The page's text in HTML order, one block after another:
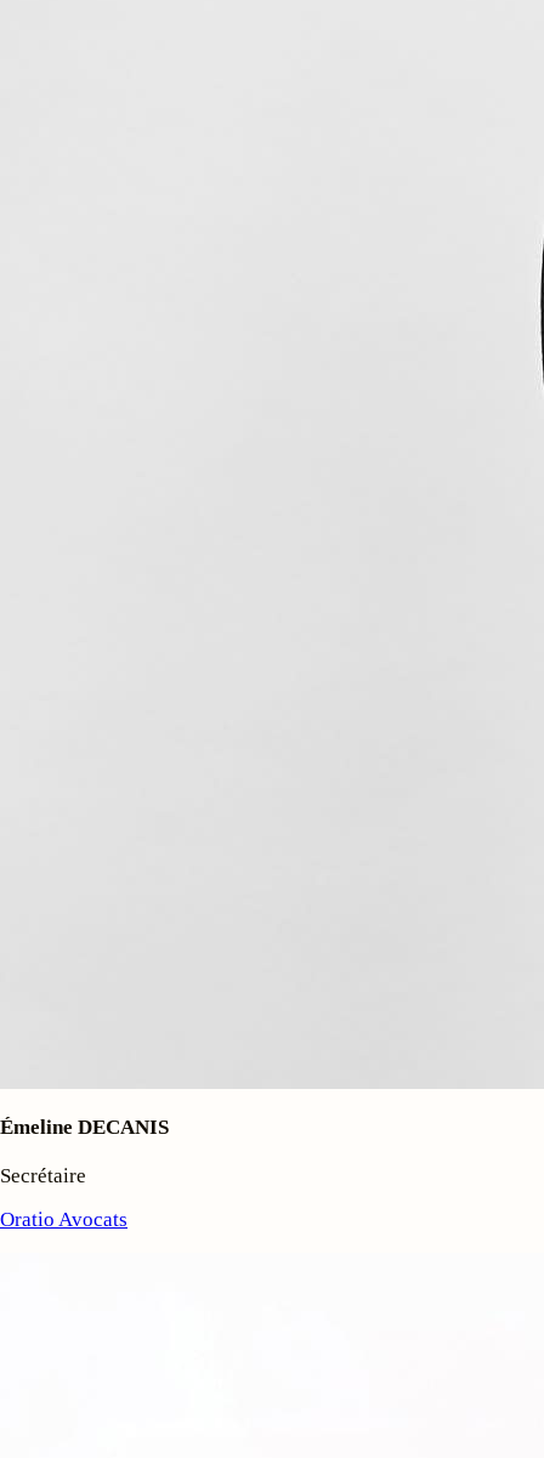
Émeline DECANIS
Secrétaire
Oratio Avocats